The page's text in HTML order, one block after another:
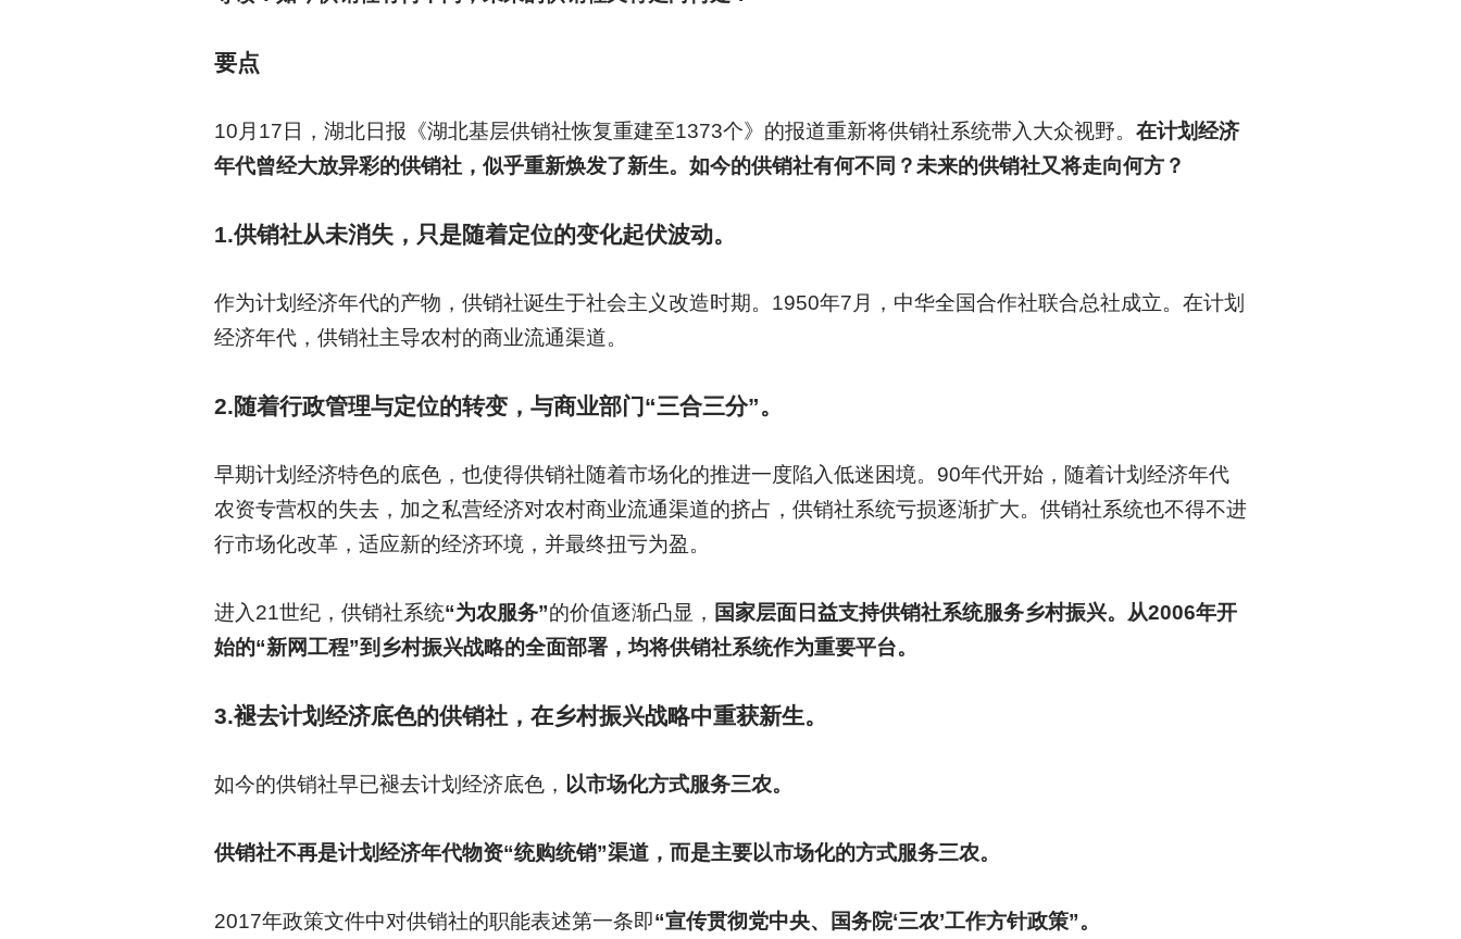
要点
10 月17日，湖北日报《湖北基层供销社恢复重建至1373个》的报道重新将供销社系统带入大众视野。 在计划经济
年代曾经大放异彩的供销社，似乎重新焕发了新生。如今的供销社有何不同？未来的供销社又将走向何方？
1.供销社从未消失，只是随着定位的变化起伏波动。
作为计划经济年代的产物，供销社诞生于社会主义改造时期。1950年7月，中华全国合作社联合总社成立。在计划
经济年代，供销社主导农村的商业流通渠道。
2.随着行政管理与定位的转变，与商业部门“三合三分”。
早期计划经济特色的底色，也使得供销社随着市场化的推进一度陷入低迷困境。90年代开始，随着计划经济年代
农资专营权的失去，加之私营经济对农村商业流通渠道的挤占，供销社系统亏损逐渐扩大。供销社系统也不得不进
行市场化改革，适应新的经济环境，并最终扭亏为盈。
进入21世纪，供销社系统“为农服务”的价值逐渐凸显， 国家层面日益支持供销社系统服务乡村振兴。从2006年开
始的“新网工程”到乡村振兴战略的全面部署，均将供销社系统作为重要平台。
3.褪去计划经济底色的供销社，在乡村振兴战略中重获新生。
如今的供销社早已褪去计划经济底色， 以市场化方式服务三农。
供销社不再是计划经济年代物资“统购统销”渠道，而是主要以市场化的方式服务三农。
2017年政策文件中对供销社的职能表述第一条即“宣传贯彻党中央、国务院‘三农’工作方针政策”。